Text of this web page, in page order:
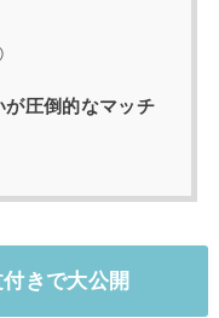
が圧倒的なマッチ
きで大公開